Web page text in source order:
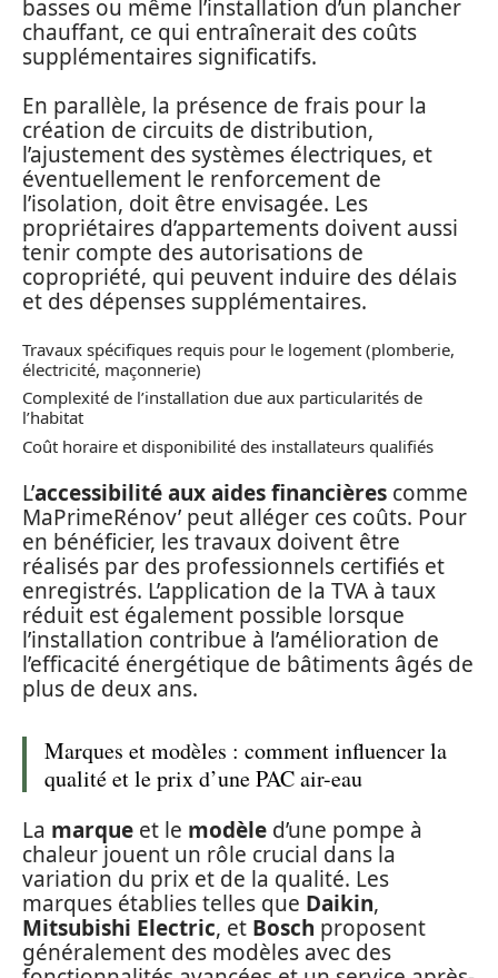
basses ou même l’installation d’un plancher
chauffant, ce qui entraînerait des coûts
supplémentaires significatifs.
En parallèle, la présence de frais pour la
création de circuits de distribution,
l’ajustement des systèmes électriques, et
éventuellement le renforcement de
l’isolation, doit être envisagée. Les
propriétaires d’appartements doivent aussi
tenir compte des autorisations de
copropriété, qui peuvent induire des délais
et des dépenses supplémentaires.
Travaux spécifiques requis pour le logement (plomberie,
électricité, maçonnerie)
Complexité de l’installation due aux particularités de
l’habitat
Coût horaire et disponibilité des installateurs qualifiés
L’accessibilité aux aides financières comme
MaPrimeRénov’ peut alléger ces coûts. Pour
en bénéficier, les travaux doivent être
réalisés par des professionnels certifiés et
enregistrés. L’application de la TVA à taux
réduit est également possible lorsque
l’installation contribue à l’amélioration de
l’efficacité énergétique de bâtiments âgés de
plus de deux ans.
Marques et modèles : comment influencer la
qualité et le prix d’une PAC air-eau
La marque et le modèle d’une pompe à
chaleur jouent un rôle crucial dans la
variation du prix et de la qualité. Les
marques établies telles que Daikin,
Mitsubishi Electric, et Bosch proposent
généralement des modèles avec des